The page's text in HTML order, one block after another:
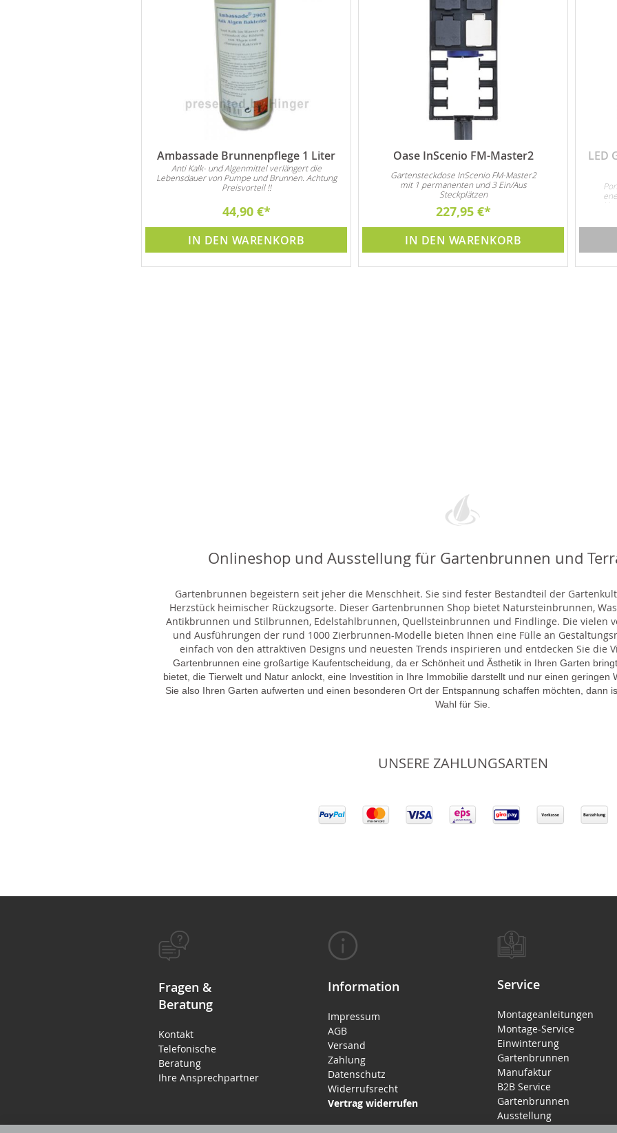
Ambassade Brunnenpflege 1 Liter
Anti Kalk- und Algenmittel verlängert die
Lebensdauer von Pumpe und Brunnen. Achtung
Preisvorteil !!
44,90 €
IN DEN WARENKORB
Oase InScenio FM-Master2
Gartensteckdose InScenio FM-Master2
mit 1 permanenten und 3 Ein/Aus
Steckplätzen
227,95 €
IN DEN WARENKORB
LED
Onlineshop und Ausstellung für Gartenbrunnen und
Gartenbrunnen begeistern seit jeher die Menschheit. Sie sind fester Bestandteil der
Herzstück heimischer Rückzugsorte. Dieser Gartenbrunnen Shop bietet Natursteinbrunnen,
Antikbrunnen und Stilbrunnen, Edelstahlbrunnen, Quellsteinbrunnen und Findlinge. Die vielen
und Ausführungen der rund 1000 Zierbrunnen-Modelle bieten Ihnen eine Fülle an
einfach von den attraktiven Designs und neuesten Trends inspirieren und entdecken Sie die
Gartenbrunnen eine großartige Kaufentscheidung, da er Schönheit und Ästhetik in Ihren Garten
bietet, die Tierwelt und Natur anlockt, eine Investition in Ihre Immobilie darstellt und nur einen geringen
Sie also Ihren Garten aufwerten und einen besonderen Ort der Entspannung schaffen möchten, dann
Wahl für Sie.
UNSERE ZAHLUNGSARTEN
Fragen &
Beratung
Kontakt
Telefonische
Beratung
Ihre Ansprechpartner
Information
Impressum
AGB
Versand
Zahlung
Datenschutz
Widerrufsrecht
Vertrag widerrufen
Service
Montageanleitungen
Montage-Service
Einwinterung
Gartenbrunnen
Manufaktur
B2B Service
Gartenbrunnen
Ausstellung